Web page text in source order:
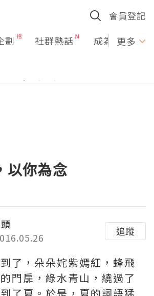
會員登記
劃 社群熱話 成為U更多
以你為念
追蹤
了，朵朵姹紫嫣紅，蜂飛
門扉，綠水青山，繞過了